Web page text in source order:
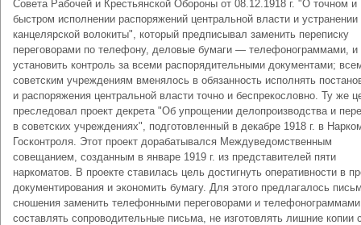
Совета Рабочей и Крестьянской Обороны от 08.12.1918 г. "О точном и
быстром исполнении распоряжений центральной власти и устранении
канцелярской волокиты", который предписывал заменить переписку
переговорами по телефону, деловые бумаги — телефонограммами, и
установить контроль за всеми распорядительными документами;
советским учреждениям вменялось в обязанность исполнять
и распоряжения центральной власти точно и беспрекословно. Ту же
преследовал проект декрета "Об упрощении делопроизводства и
в советских учреждениях", подготовленный в декабре 1918 г. в
Госконтроля. Этот проект дорабатывался Междуведомственным
совещанием, созданным в январе 1919 г. из представителей пяти
наркоматов. В проекте ставилась цель достигнуть оперативности в
документирования и экономить бумагу. Для этого предлагалось
сношения заменить телефонными переговорами и
составлять сопроводительные письма, не изготовлять лишние копии